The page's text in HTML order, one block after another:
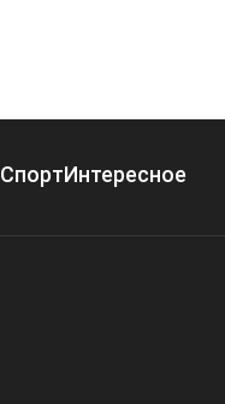
СпортИнтересное